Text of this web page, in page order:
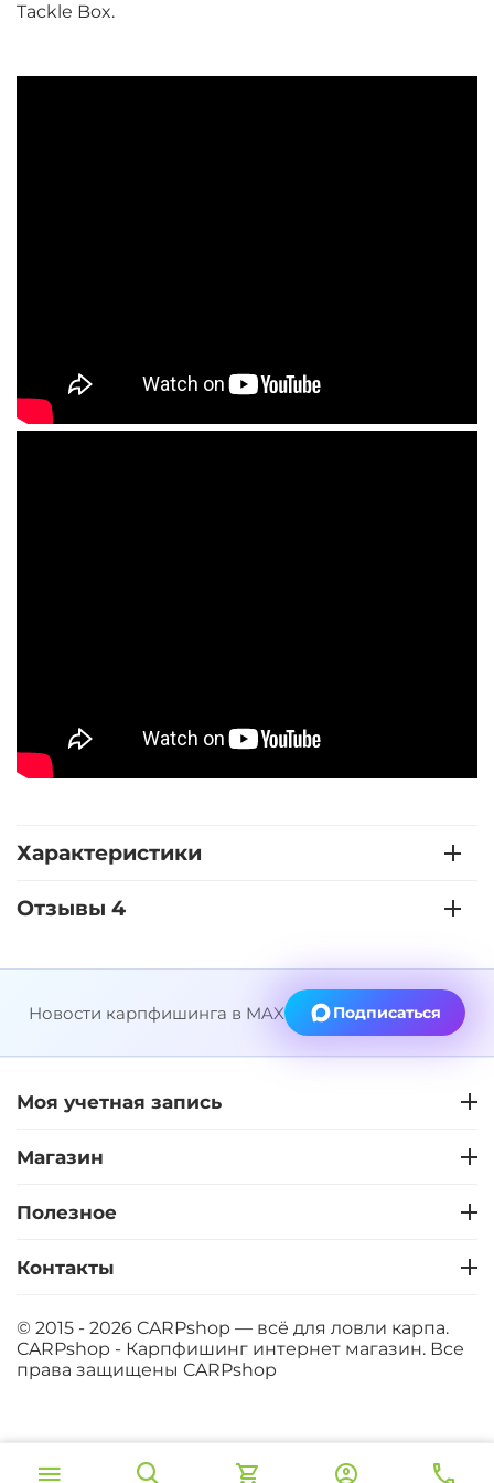
Tackle Box.
Характеристики
Отзывы 4
Новости карпфишинга в MAX Подписаться
Моя учетная запись
Магазин
Полезное
Контакты
© 2015 - 2026 CARPshop — всё для ловли карпа.
CARPshop - Карпфишинг интернет магазин. Все
права защищены CARPshop
‍8 067‍ В корзину